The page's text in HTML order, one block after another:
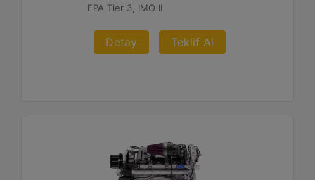
EPA Tier 3, IMO II
Detay Teklif Al